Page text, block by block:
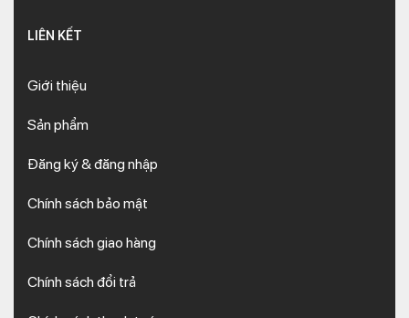
LIÊN KẾT
Giới thiệu
Sản phẩm
Đăng ký & đăng nhập
Chính sách bảo mật
Chính sách giao hàng
Chính sách đổi trả